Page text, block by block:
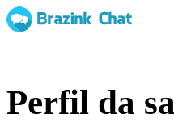
Perfil da